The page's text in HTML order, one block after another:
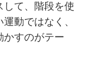
して、階段を使
動ではなく、
かすのがテー